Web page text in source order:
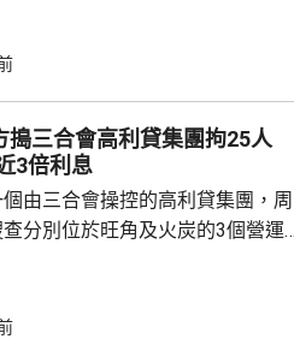
五年策略計劃是中大發展的重大
康科技、人工智能及量子科學等
極參與國家科研任務。 中大五
經逾一年籌備，其中包括成...
搗三合會高利貸集團拘25人
3倍利息
由三合會操控的高利貸集團，周
分別位於旺角及火炭的3個營運
69歲，大部份是有黑社會背景的